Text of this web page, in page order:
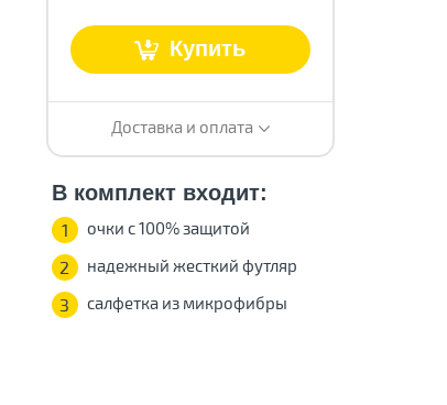
Купить
Доставка и оплата
В комплект входит:
1 очки с 100% защитой
2 надежный жесткий футляр
3 салфетка из микрофибры